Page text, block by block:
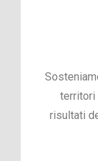
territori
risultati